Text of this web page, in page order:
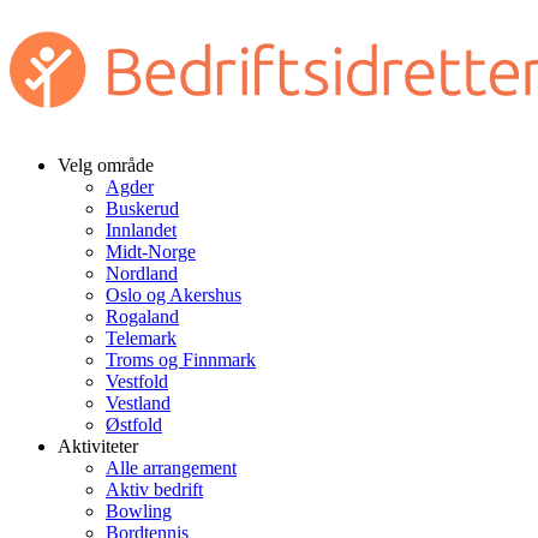
Velg område
Agder
Buskerud
Innlandet
Midt-Norge
Nordland
Oslo og Akershus
Rogaland
Telemark
Troms og Finnmark
Vestfold
Vestland
Østfold
Aktiviteter
Alle arrangement
Aktiv bedrift
Bowling
Bordtennis